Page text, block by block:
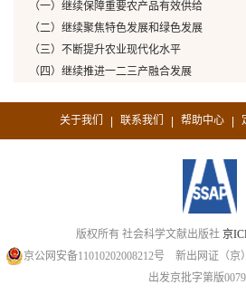
（一）继续保障重要农产品有效供给
（二）继续聚焦特色发展和绿色发展
（三）不断提升农业现代化水平
（四）继续推进一二三产融合发展
关于我们 | 联系我们 | 帮助中心 |
版权所有 社会科学文献出版社 京
京公网安备11010202008212号 新出网证（京
出发京批字第版